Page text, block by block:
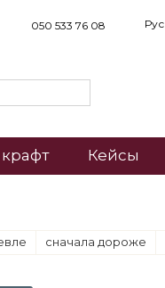
050 533 76 08 Рус
Кейсы
сначала дороже